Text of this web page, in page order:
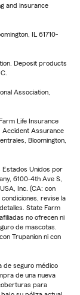
and insurance
IL 61710-
Deposit products
Association,
Life Insurance
Accident Assurance
Bloomington,
Estados Unidos por
6100-4th Ave S,
Inc. (CA: con
revise la
State Farm
no ofrecen ni
de mascotas.
Trupanion ni con
de seguro médico
de una nueva
para